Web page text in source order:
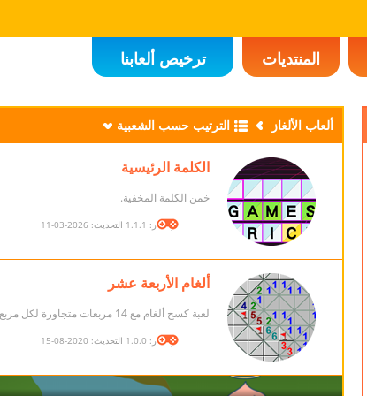
المنتديات ترخيص ألعابنا
ألعاب الألغاز الترتيب حسب الشعبية
الكلمة الرئيسية
خمن الكلمة المخفية.
الإصدار: 1.1.1 التحديث: 2026-03-11
ألغام الأربعة عشر
لعبة كسح ألغام مع 14 مربعات متجاورة لكل مربع.
الإصدار: 1.0.0 التحديث: 2020-08-15